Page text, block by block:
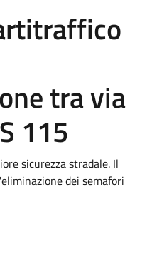
tra via
115
sicurezza stradale. Il
dei semafori